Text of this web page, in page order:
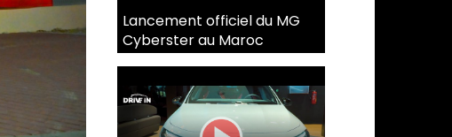
Lancement officiel du MG
Cyberster au Maroc